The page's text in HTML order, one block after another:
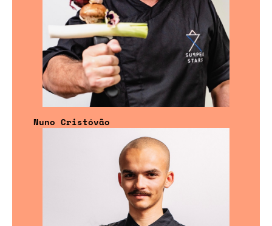
Nuno Cristóvão